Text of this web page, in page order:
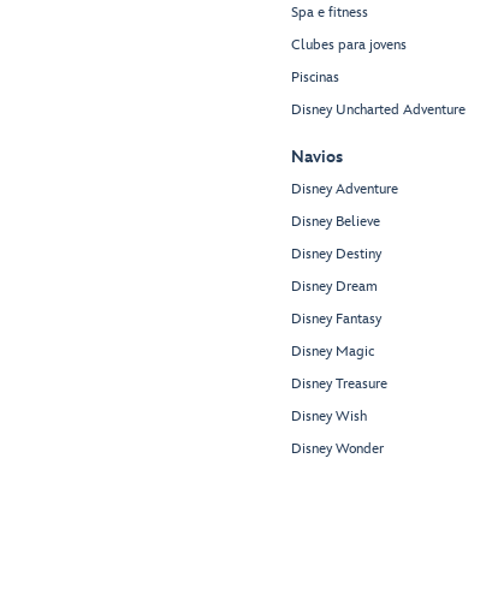
Spa e fitness
Clubes para jovens
Piscinas
Disney Uncharted Adventure
Navios
Disney Adventure
Disney Believe
Disney Destiny
Disney Dream
Disney Fantasy
Disney Magic
Disney Treasure
Disney Wish
Disney Wonder